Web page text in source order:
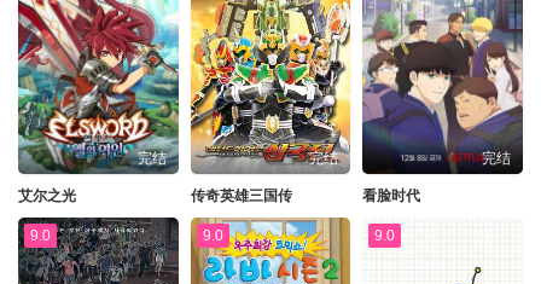
完结
艾尔之光
完结
传奇英雄三国传
完结
看脸时代
9.0 9.0 9.0